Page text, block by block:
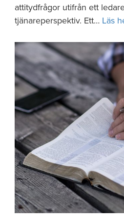
attitydfrågor utifrån ett
tjänareperspektiv. Ett… Läs